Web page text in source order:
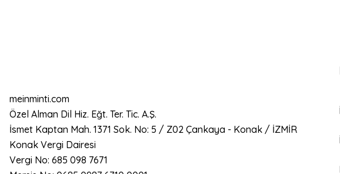
meinminti.com
Özel Alman Dil Hiz. Eğt. Ter. Tic. A.Ş.
İsmet Kaptan Mah. 1371 Sok. No: 5 / Z02 Çankaya - Konak / İZMİR
Konak Vergi Dairesi
Vergi No: 685 098 7671